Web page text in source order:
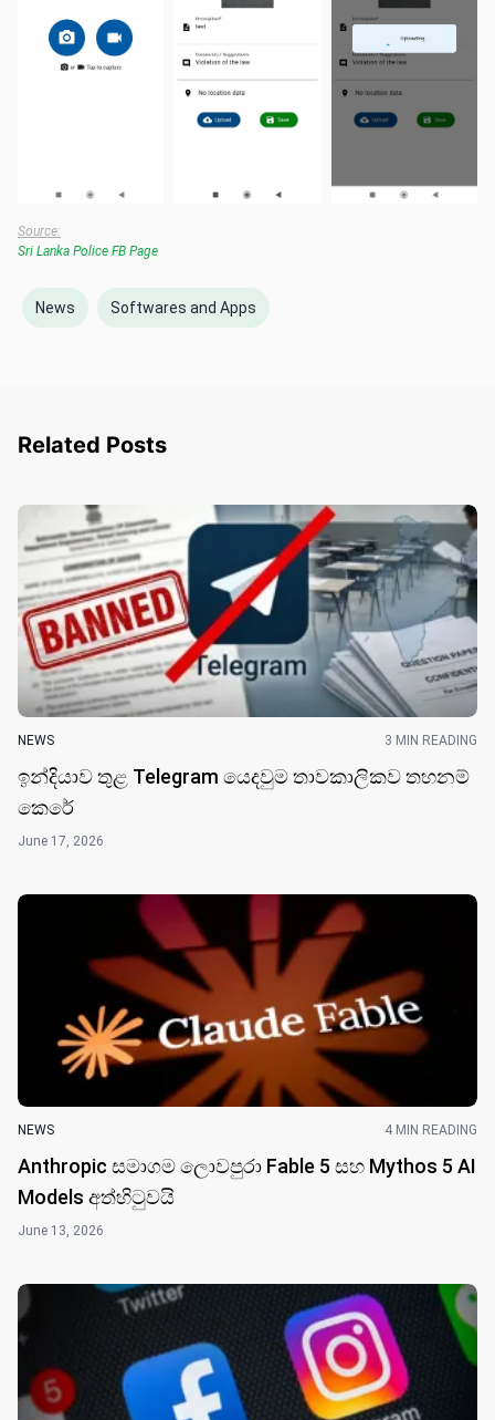
Source:
Sri Lanka Police FB Page
News Softwares and Apps
Related Posts
NEWS 3 MIN READING
ඉන්දියාව තුළ Telegram යෙදවුම තාවකාලිකව තහනම්
කෙරේ
June 17, 2026
NEWS 4 MIN READING
Anthropic සමාගම ලොවපුරා Fable 5 සහ Mythos 5 AI
Models අත්හිටුවයි
June 13, 2026